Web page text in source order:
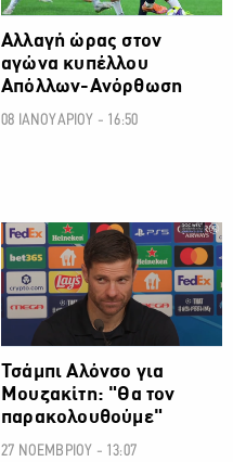
Αλλαγή ώρας στον
αγώνα κυπέλλου
Απόλλων-Ανόρθωση
08 ΙΑΝΟΥΑΡΙΟΥ - 16:50
ΠΟΔΟΣΦΑΙΡΟ
Τσάμπι Αλόνσο για
Μουζακίτη: "Θα τον
παρακολουθούμε"
27 ΝΟΕΜΒΡΙΟΥ - 13:07